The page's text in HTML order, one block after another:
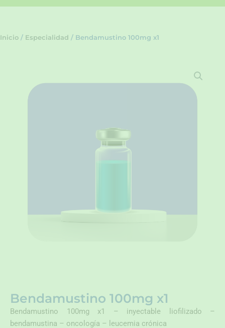
Inicio / Especialidad / Bendamustino 100mg x1
Bendamustino 100mg x1
Bendamustino 100mg x1 – inyectable liofilizado –
bendamustina – oncología – leucemia crónica